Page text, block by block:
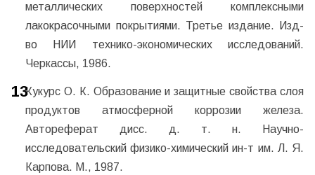
металлических поверхностей комплексными
лакокрасочными покрытиями. Третье издание. Изд-
во НИИ технико-экономических исследований.
Черкассы, 1986.
Кукурс О. К. Образование и защитные свойства слоя
продуктов атмосферной коррозии железа.
Автореферат дисс. д. т. н. Научно-
исследовательский физико-химический ин-т им. Л. Я.
Карпова. М., 1987.